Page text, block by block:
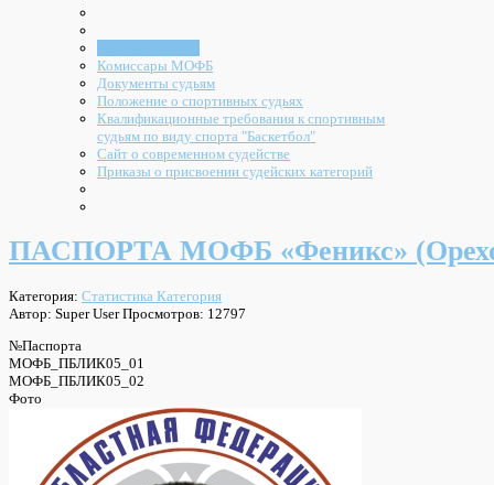
Комиссары МОФБ
Документы судьям
Положение о спортивных судьях
Квалификационные требования к спортивным
судьям по виду спорта "Баскетбол"
Сайт о современном судействе
Приказы о присвоении судейских категорий
ПАСПОРТА МОФБ «Феникс»
Категория: Статистика Категория
Автор: Super UserПросмотров: 12797
№Паспорта
МОФБ_ПБЛИК05_01
МОФБ_ПБЛИК05_02
Фото